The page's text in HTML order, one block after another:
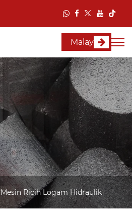
Malay
Mesin Ricih Logam Hidraulik